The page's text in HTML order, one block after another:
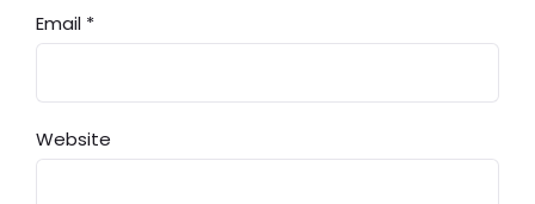
Email *
Website